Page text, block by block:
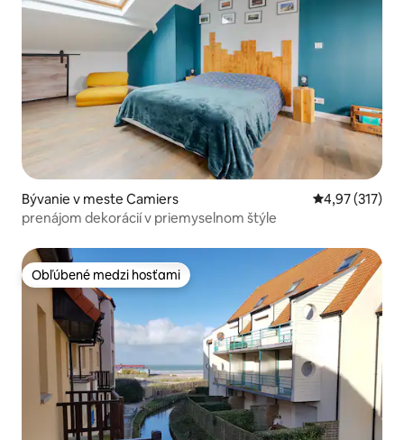
Bývanie v meste Camiers Priemerné
4,97 (317)
prenájom dekorácií v priemyselnom štýle
Obľúbené medzi hosťami
Obľúbené medzi hosťami